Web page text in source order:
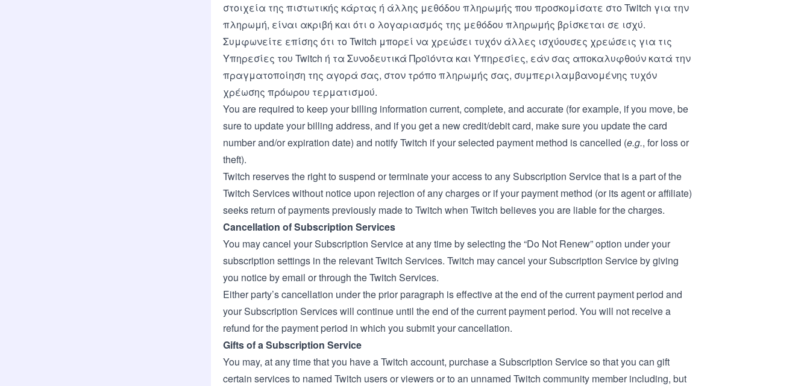
στοιχεία της πιστωτικής κάρτας ή άλλης μεθόδου πληρωμής που προσκομίσατε στο Twitch για την
πληρωμή, είναι ακριβή και ότι ο λογαριασμός της μεθόδου πληρωμής βρίσκεται σε ισχύ.
Συμφωνείτε επίσης ότι το Twitch μπορεί να χρεώσει τυχόν άλλες ισχύουσες χρεώσεις για τις
Υπηρεσίες του Twitch ή τα Συνοδευτικά Προϊόντα και Υπηρεσίες, εάν σας αποκαλυφθούν κατά την
πραγματοποίηση της αγορά σας, στον τρόπο πληρωμής σας, συμπεριλαμβανομένης τυχόν
χρέωσης πρόωρου τερματισμού.
You are required to keep your billing information current, complete, and accurate (for example, if you move, be
sure to update your billing address, and if you get a new credit/debit card, make sure you update the card
number and/or expiration date) and notify Twitch if your selected payment method is cancelled (e.g., for loss or
theft).
Twitch reserves the right to suspend or terminate your access to any Subscription Service that is a part of the
Twitch Services without notice upon rejection of any charges or if your payment method (or its agent or affiliate)
seeks return of payments previously made to Twitch when Twitch believes you are liable for the charges.
Cancellation of Subscription Services
You may cancel your Subscription Service at any time by selecting the “Do Not Renew” option under your
subscription settings in the relevant Twitch Services. Twitch may cancel your Subscription Service by giving
you notice by email or through the Twitch Services.
Either party’s cancellation under the prior paragraph is effective at the end of the current payment period and
your Subscription Services will continue until the end of the current payment period. You will not receive a
refund for the payment period in which you submit your cancellation.
Gifts of a Subscription Service
You may, at any time that you have a Twitch account, purchase a Subscription Service so that you can gift
certain services to named Twitch users or viewers or to an unnamed Twitch community member including, but